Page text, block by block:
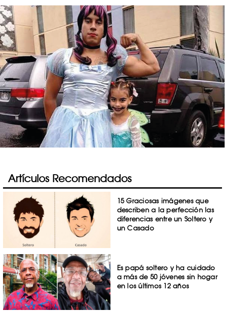
Artículos Recomendados
15 Graciosas imágenes que
describen a la perfección las
diferencias entre un Soltero y
un Casado
Es papá soltero y ha cuidado
a más de 50 jóvenes sin hogar
en los últimos 12 años